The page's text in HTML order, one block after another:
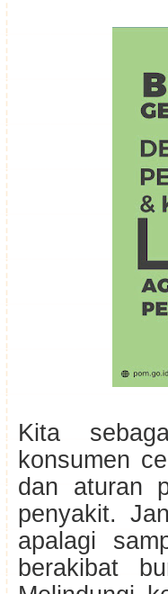
Kita
konsumen
dan aturan
penyakit.
apalagi
berakibat